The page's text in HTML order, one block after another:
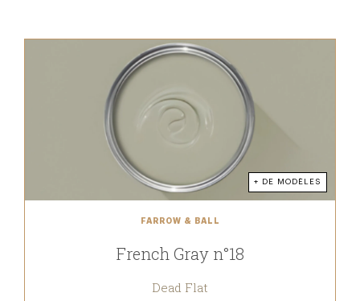
+ DE MODÈLES
FARROW & BALL
French Gray n°18
Dead Flat